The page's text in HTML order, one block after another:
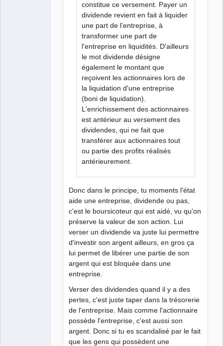
constitue ce versement. Payer un
dividende revient en fait à liquider
une part de l'entreprise, à
transformer une part de
l'entreprise en liquidités. D'ailleurs
le mot dividende désigne
également le montant que
reçoivent les actionnaires lors de
la liquidation d'une entreprise
(boni de liquidation).
L'enrichissement des actionnaires
est antérieur au versement des
dividendes, qui ne fait que
transférer aux actionnaires tout
ou partie des profits réalisés
antérieurement.
Donc dans le principe, tu moments l'état
aide une entreprise, dividende ou pas,
c'est le boursicoteur qui est aidé, vu qu'on
préserve la valeur de son action. Lui
verser un dividende va juste lui permettre
d'investir son argent ailleurs, en gros ça
lui permet de libérer une partie de son
argent qui est bloquée dans une
entreprise.
Verser des dividendes quand il y a des
pertes, c'est juste taper dans la trésorerie
de l'entreprise. Mais comme l'actionnaire
possède l'entreprise, c'est aussi son
argent. Donc si tu es scandalisé par le fait
que les gens qui possèdent une